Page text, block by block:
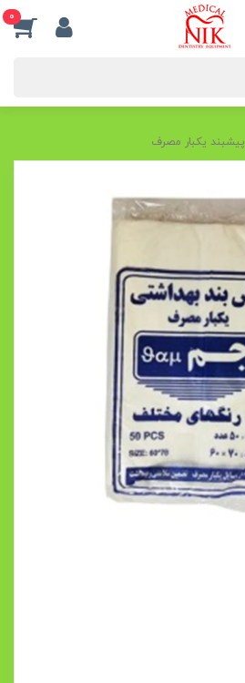
0
پیشبند یکبار مصرف